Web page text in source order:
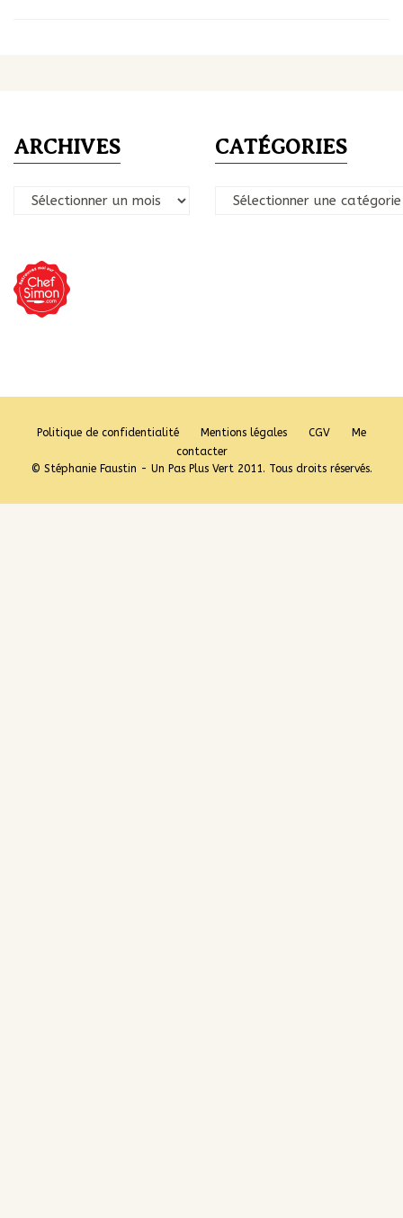
ARCHIVES
Archives
CATÉGORIES
Catégories
Politique de confidentialité Mentions légales CGV
Me
contacter
© Stéphanie Faustin - Un Pas Plus Vert 2011. Tous droits réservés.